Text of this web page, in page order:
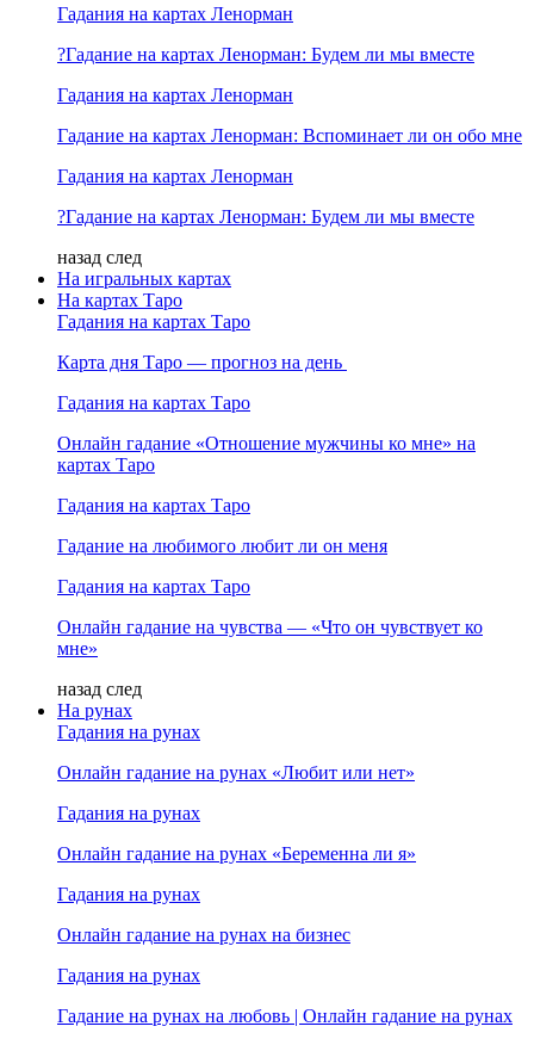
Гадания на картах Ленорман
?Гадание на картах Ленорман: Будем ли мы вместе
Гадания на картах Ленорман
Гадание на картах Ленорман: Вспоминает ли он обо мне
Гадания на картах Ленорман
?Гадание на картах Ленорман: Будем ли мы вместе
назад след
На игральных картах
На картах Таро
Гадания на картах Таро
Карта дня Таро — прогноз на день
Гадания на картах Таро
Онлайн гадание «Отношение мужчины ко мне» на
картах Таро
Гадания на картах Таро
Гадание на любимого любит ли он меня
Гадания на картах Таро
Онлайн гадание на чувства — «Что он чувствует ко
мне»
назад след
На рунах
Гадания на рунах
Онлайн гадание на рунах «Любит или нет»
Гадания на рунах
Онлайн гадание на рунах «Беременна ли я»
Гадания на рунах
Онлайн гадание на рунах на бизнес
Гадания на рунах
Гадание на рунах на любовь | Онлайн гадание на рунах